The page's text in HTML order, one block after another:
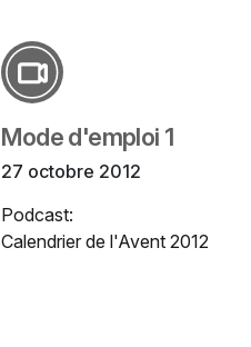
Mode d'emploi 1
27 octobre 2012
Podcast:
Calendrier de l'Avent 2012